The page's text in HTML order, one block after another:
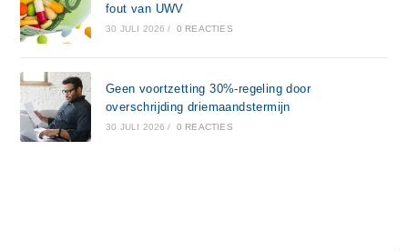
fout van UWV
30 JULI 2026 / 0 REACTIES
Geen voortzetting 30%-regeling door
overschrijding driemaandstermijn
30 JULI 2026 / 0 REACTIES